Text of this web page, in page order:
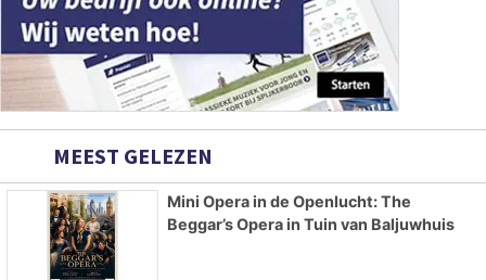
MEEST GELEZEN
Mini Opera in de Openlucht: The
Beggar’s Opera in Tuin van Baljuwhuis